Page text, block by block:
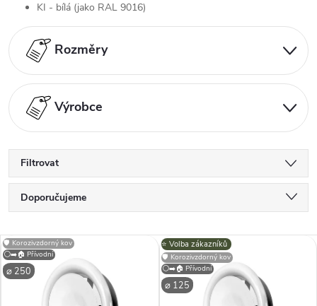
KI - bílá (jako RAL 9016)
Rozměry
Výrobce
Filtrovat
Ř
a
z
Doporučujeme
Nejdražší
Nejprodávanější
V
ý
⌀ 250
⚪➡️🏠 Přívodní
🛡️ Korozivzdorný kov
⌀ 125
⭐️ Volba zákazníků
⚪➡️🏠 Přívodní
🛡️ Korozivzdorný kov